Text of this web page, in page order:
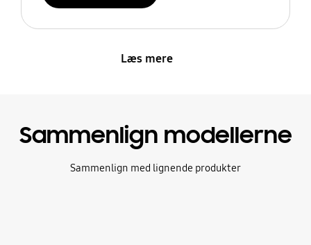
Læs mere
Sammenlign modellerne
Sammenlign med lignende produkter